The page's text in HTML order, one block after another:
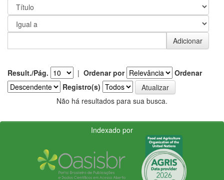
Result./Pág. | Ordenar por
Ordenar
Registro(s)
Não há resultados para sua busca.
Indexado por